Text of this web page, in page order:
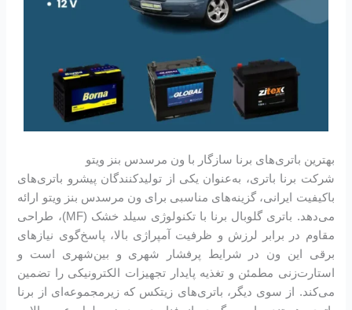
بهترین باتری‌های برنا سازگار با ون مرسدس بنز ویتو
شرکت برنا باتری، به‌عنوان یکی از تولیدکنندگان پیشرو باتری‌های
باکیفیت ایرانی، گزینه‌های مناسبی برای ون مرسدس بنز ویتو ارائه
می‌دهد. باتری گلوبال برنا با تکنولوژی سیلد خشک (MF)، طراحی
مقاوم در برابر لرزش و ظرفیت آمپراژی بالا، پاسخ‌گوی نیازهای
برقی این ون در شرایط پرفشار شهری و بین‌شهری است و
استارت‌زنی مطمئن و تغذیه پایدار تجهیزات الکترونیکی را تضمین
می‌کند. از سوی دیگر، باتری‌های زیتکس که زیرمجموعه‌ای از برنا